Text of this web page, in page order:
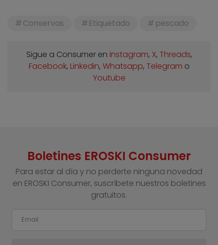
Conservas Etiquetado pescado
Sigue a Consumer en Instagram, X, Threads,
Facebook, Linkedin, Whatsapp, Telegram o
Youtube
Boletines EROSKI Consumer
Para estar al día y no perderte ninguna novedad
en EROSKI Consumer, suscríbete nuestros boletines
gratuitos.